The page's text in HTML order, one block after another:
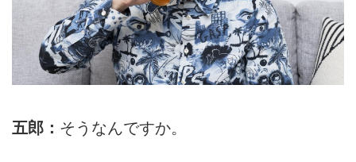
五郎： そうなんですか。